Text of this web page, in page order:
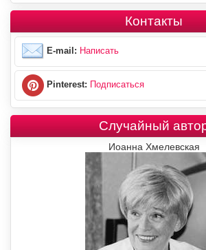
Контакты
E-mail: Написать
Pinterest: Подписаться
Случайный
Иоанна Хмелевская